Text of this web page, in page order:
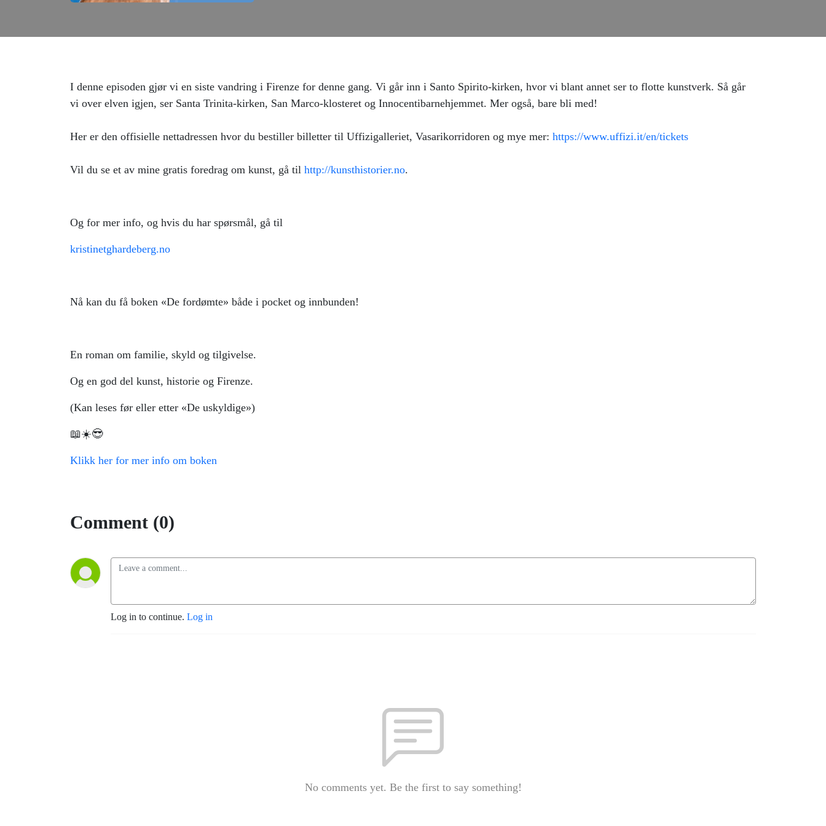
I denne episoden gjør vi en siste vandring i Firenze for denne gang. Vi går inn i Santo Spirito-kirken, hvor vi blant annet ser to flotte kunstverk. Så går
vi over elven igjen, ser Santa Trinita-kirken, San Marco-klosteret og Innocentibarnehjemmet. Mer også, bare bli med!
Her er den offisielle nettadressen hvor du bestiller billetter til Uffizigalleriet, Vasarikorridoren og mye mer: https://www.uffizi.it/en/tickets
Vil du se et av mine gratis foredrag om kunst, gå til http://kunsthistorier.no.
Og for mer info, og hvis du har spørsmål, gå til
kristinetghardeberg.no
Nå kan du få boken «De fordømte» både i pocket og innbunden!
En roman om familie, skyld og tilgivelse.
Og en god del kunst, historie og Firenze.
(Kan leses før eller etter «De uskyldige»)
📖☀️😎
Klikk her for mer info om boken
Comment (0)
Log in to continue. Log in
No comments yet. Be the first to say something!